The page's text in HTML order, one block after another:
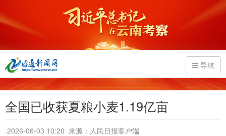
导航
全国已收获夏粮小麦1.19亿亩
2026-06-03 10:20 来源：人民日报客户端